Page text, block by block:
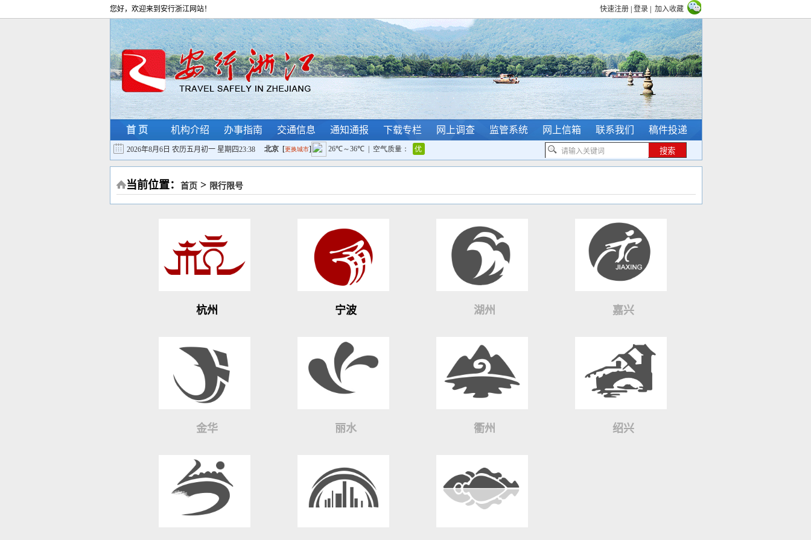
快速注册 登录 加入收藏
您好，欢迎来到安行浙江网站！
首 页 机构介绍 办事指南 交通信息 通知通报 下载专栏 网上调查 监管系统 网上信箱 联系我们 稿件投递
2026年8月6日 农历五月初一 星期四23:38
当前位置： 首页 > 限行限号
杭州 宁波 湖州 嘉兴
金华 丽水 衢州 绍兴